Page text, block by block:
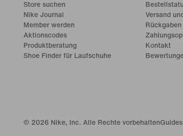
Store suchen
Nike Journal
Member werden
Aktionscodes
Produktberatung
Shoe Finder für Laufschuhe
Versand
Rückgaben
Kontakt
© 2026 Nike, Inc. Alle Rechte vorbehaltenGuides